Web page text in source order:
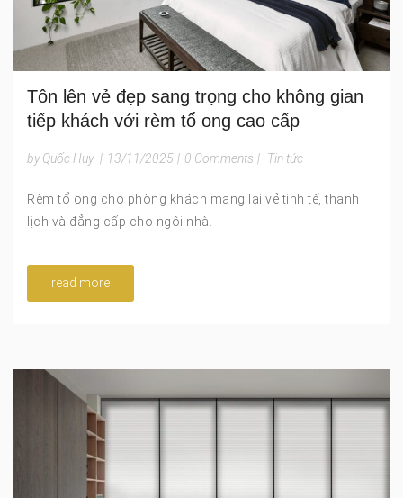
Tôn lên vẻ đẹp sang trọng cho không gian
tiếp khách với rèm tổ ong cao cấp
by Quốc Huy | 13/11/2025 | 0 Comments | Tin tức
Rèm tổ ong cho phòng khách mang lại vẻ tinh tế, thanh
lịch và đẳng cấp cho ngôi nhà.
read more